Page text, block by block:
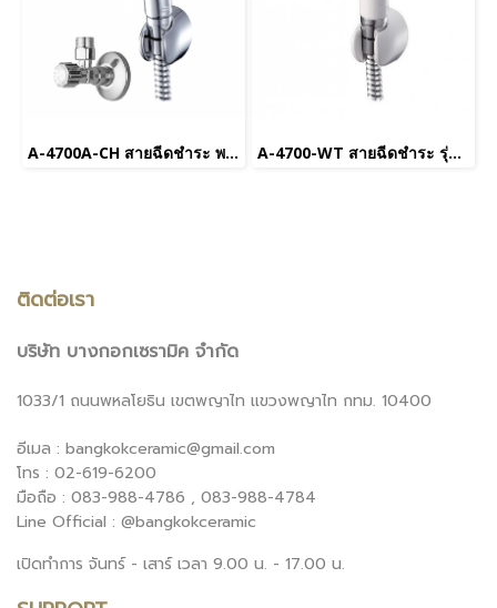
A-4700A-CH สายฉีดชำระ พร้อมสต็อปวาล์ว รุ่น New Douche สีโครเมี่ยม A-4700-WT สายฉีดชำระ รุ่น New Douche สีขาว
ติดต่อเรา
บริษัท บางกอกเซรามิค จำกัด
1033/1 ถนนพหลโยธิน เขตพญาไท แขวงพญาไท กทม. 10400
อีเมล : bangkokceramic@gmail.com
โทร : 02-619-6200
มือถือ : 083-988-4786 , 083-988-4784
Line Official : @bangkokceramic
เปิดทำการ จันทร์ - เสาร์ เวลา 9.00 น. - 17.00 น.